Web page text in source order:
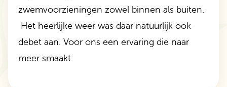
zwemvoorzieningen zowel binnen als buiten.
Het heerlijke weer was daar natuurlijk ook
debet aan. Voor ons een ervaring die naar
meer smaakt.